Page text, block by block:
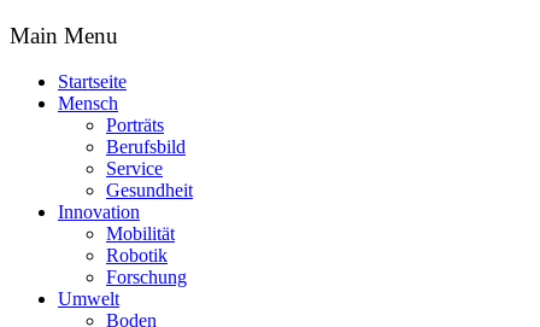
Main Menu
Startseite
Mensch
Porträts
Berufsbild
Service
Gesundheit
Innovation
Mobilität
Robotik
Forschung
Umwelt
Boden